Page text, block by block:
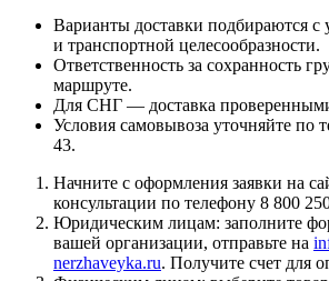
Варианты доставки подбираются с
и транспортной целесообразности.
Ответственность за сохранность
маршруте.
Для СНГ — доставка
Условия самовывоза уточняйте по
43.
Начните с оформления заявки на
консультации по телефону 8 800
Юридическим лицам: заполните
вашей организации, отправьте на
nerzhaveyka.ru. Получите счет для